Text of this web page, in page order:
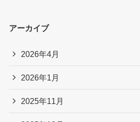
アーカイブ
2026年4月
2026年1月
2025年11月